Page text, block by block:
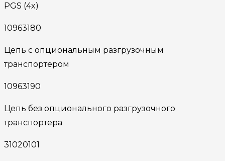
PGS (4x)
10963180
Цепь с опциональным разгрузочным
транспортером
10963190
Цепь без опционального разгрузочного
транспортера
31020101